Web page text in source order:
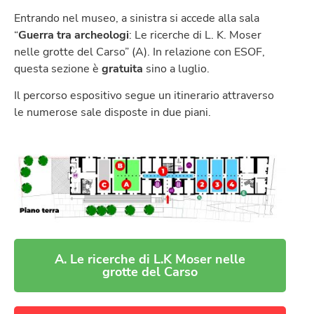
Entrando nel museo, a sinistra si accede alla sala
“Guerra tra archeologi: Le ricerche di L. K. Moser
nelle grotte del Carso” (A). In relazione con ESOF,
questa sezione è gratuita sino a luglio.
Il percorso espositivo segue un itinerario attraverso
le numerose sale disposte in due piani.
A. Le ricerche di L.K Moser nelle
grotte del Carso